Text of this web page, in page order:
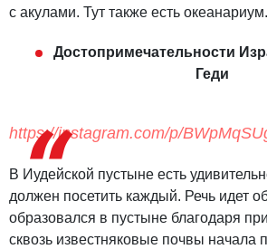
с акулами. Тут также есть океанариум.
Достопримечательности
Геди
https://instagram.com/p/
В Иудейской пустыне есть
должен посетить каждый. Речь идет
образовался в пустыне благодаря
сквозь известняковые почвы начала